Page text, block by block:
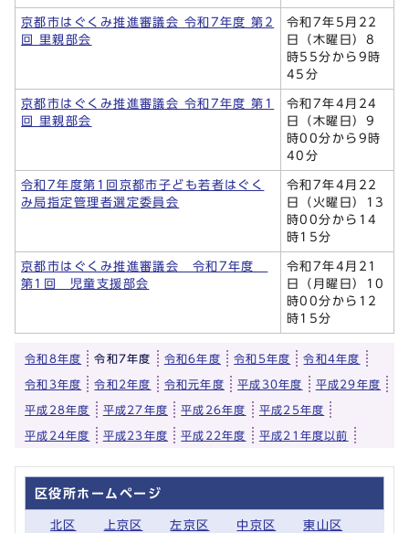
京都市はぐくみ推進審議会 令和7年度 第2
回 里親部会
令和7年5月22
日（木曜日）8
時55分から9時
45分
京都市はぐくみ推進審議会 令和7年度 第1
回 里親部会
令和7年4月24
日（木曜日）9
時00分から9時
40分
令和7年度第1回京都市子ども若者はぐく
み局指定管理者選定委員会
令和7年4月22
日（火曜日）13
時00分から14
時15分
京都市はぐくみ推進審議会 令和7年度
第1回 児童支援部会
令和7年4月21
日（月曜日）10
時00分から12
時15分
令和8年度 令和7年度 令和6年度 令和5年度 令和4年度
令和3年度 令和2年度 令和元年度 平成30年度 平成29年度
平成28年度 平成27年度 平成26年度 平成25年度
平成24年度 平成23年度 平成22年度 平成21年度以前
区役所ホームページ
北区 上京区 左京区 中京区 東山区